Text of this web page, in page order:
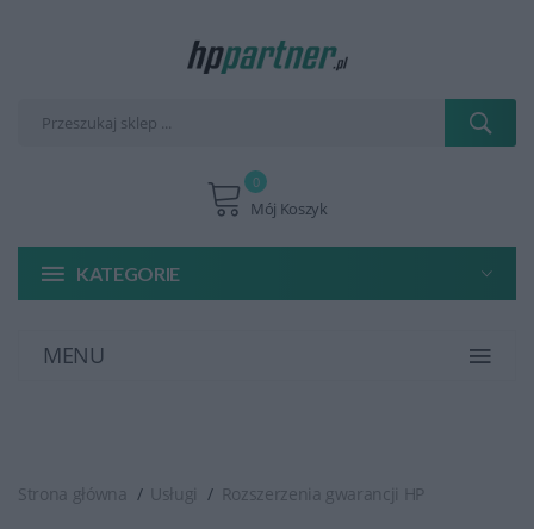
Mój Koszyk
0
KATEGORIE
MENU
Strona główna Usługi Rozszerzenia gwarancji HP